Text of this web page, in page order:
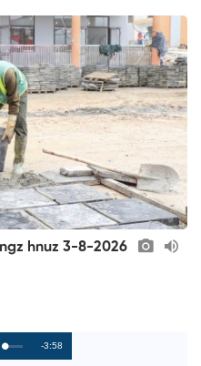
hnuz 3-8-2026
L
o
P
r
R
-3:58